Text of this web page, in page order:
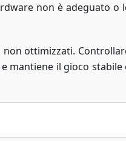
non è adeguato o
non ottimizzati.
mantiene il gioco stabile